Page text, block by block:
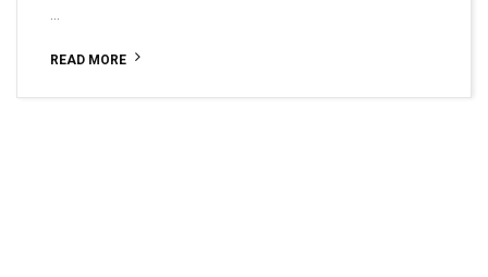
READ MORE